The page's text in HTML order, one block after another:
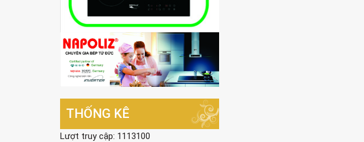
THỐNG KÊ
Lượt truy cập: 1113100